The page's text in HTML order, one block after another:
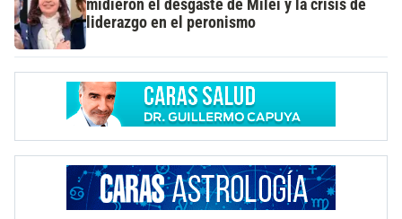
midieron el desgaste de Milei y la crisis de
liderazgo en el peronismo